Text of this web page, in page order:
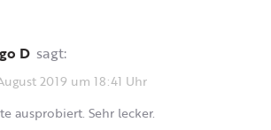
D sagt:
2019 um 18:41 Uhr
ausprobiert. Sehr lecker.